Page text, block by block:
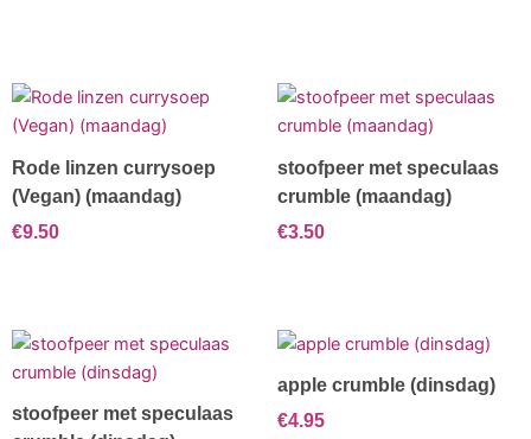
Rode linzen currysoep
(Vegan) (maandag)
€9.50
stoofpeer met speculaas
crumble (maandag)
€3.50
stoofpeer met speculaas
apple crumble (dinsdag)
€4.95